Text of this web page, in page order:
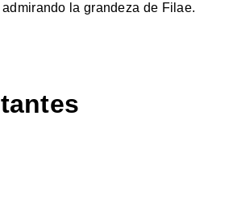
la grandeza de Filae.